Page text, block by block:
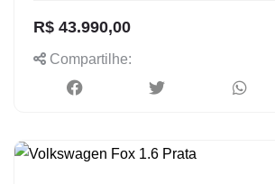
R$ 43.990,00
Compartilhe: